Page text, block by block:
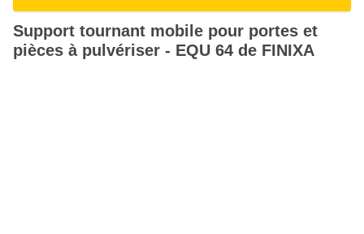
Support tournant mobile pour portes et
pièces à pulvériser - EQU 64 de FINIXA